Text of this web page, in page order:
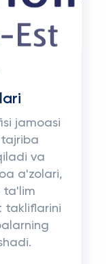
jamoasi
va
a'zolari,
ta'lim
takliflarini